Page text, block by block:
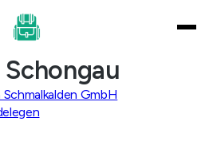
Schmalkalden GmbH